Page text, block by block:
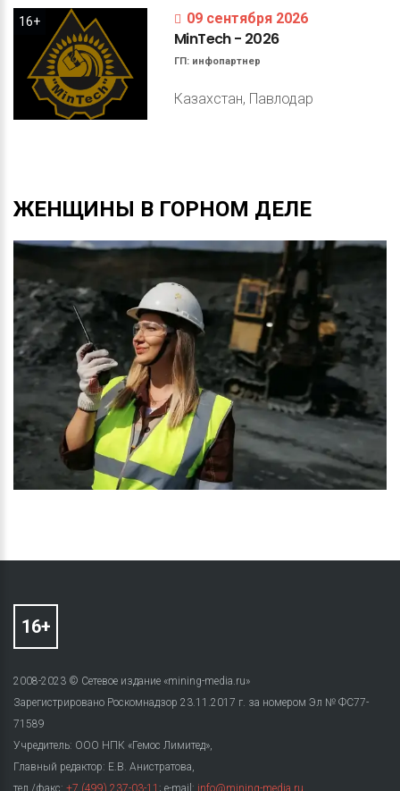
16+ 09 сентября 2026
MinTech- 2026
ГП: инфопартнер
Казахстан, Павлодар
ЖЕНЩИНЫ В ГОРНОМ ДЕЛЕ
2008-2023 © Сетевое издание «mining-media.ru»
Зарегистрировано Роскомнадзор 23.11.2017 г. за номером Эл № ФС77-
71589
Учредитель: ООО НПК «Гемос Лимитед»,
Главный редактор: Е.В. Анистратова,
тел./факс: +7 (499) 237-03-11 ; e-mail: info@mining-media.ru